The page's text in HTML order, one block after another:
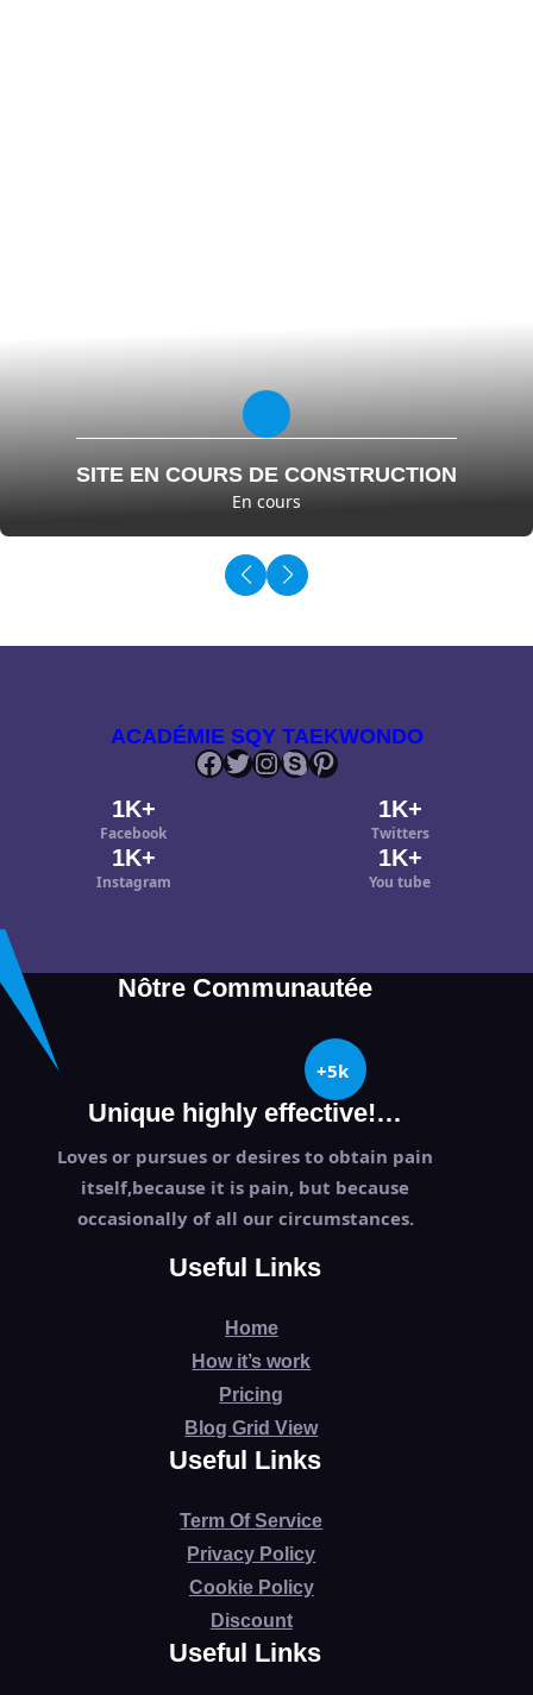
COURS DE CONSTRUCTION
ACADÉMIE SQY TAEKWONDO
Facebook Twitter InstagramSkype Pinterest
1K+
Facebook
1K+
Twitters
1K+
Instagram
1K+
You tube
Nôtre Communautée
+5k
Unique highly effective!…
Loves or pursues or desires to obtain pain
itself,because it is pain, but because
occasionally of all our circumstances.
Useful Links
Home
How it’s work
Pricing
Blog Grid View
Useful Links
Term Of Service
Privacy Policy
Cookie Policy
Discount
Useful Links